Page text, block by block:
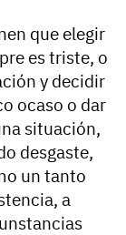
que elegir
es triste, o
y decidir
ocaso o dar
situación,
desgaste,
un tanto
a